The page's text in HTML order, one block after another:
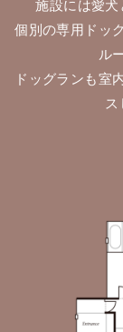
施設には愛犬
個別の専用ドッ
ル
ドッグランも室
ス